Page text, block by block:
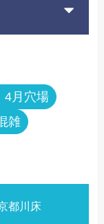
4月穴場
雑
都川床